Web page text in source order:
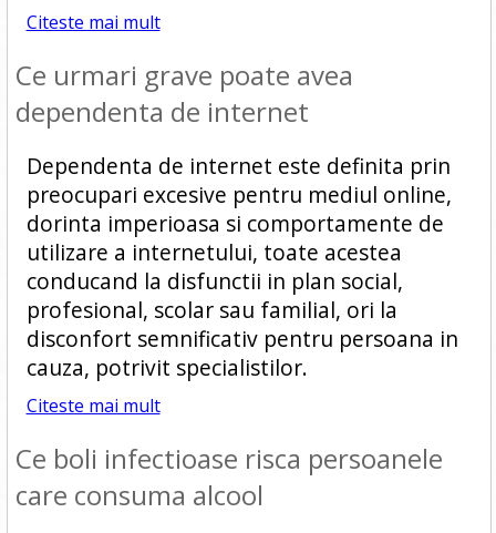
Citeste mai mult
Ce urmari grave poate avea
dependenta de internet
Dependenta de internet este definita prin
preocupari excesive pentru mediul online,
dorinta imperioasa si comportamente de
utilizare a internetului, toate acestea
conducand la disfunctii in plan social,
profesional, scolar sau familial, ori la
disconfort semnificativ pentru persoana in
cauza, potrivit specialistilor.
Citeste mai mult
Ce boli infectioase risca persoanele
care consuma alcool